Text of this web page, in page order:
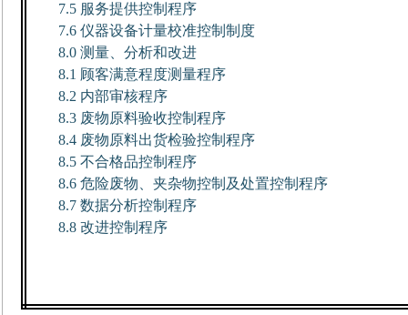
7.5 服务提供控制程序
7.6仪器设备计量校准控制制度
8.0测量、分析和改进
8.1 顾客满意程度测量程序
8.2 内部审核程序
8.3 废物原料验收控制程序
8.4 废物原料出货检验控制程序
8.5不合格品控制程序
8.6危险废物、夹杂物控制及处置控制程序
8.7数据分析控制程序
8.8改进控制程序